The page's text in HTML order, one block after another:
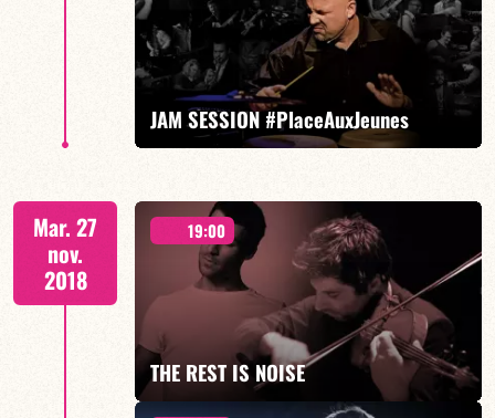
invite AUXANE CARTIGNY
JAM SESSION #PlaceAuxJeunes
Hommage à PRINCE FRANÇOIS CONSTANTIN invite :
EN SAVOIR PLUS
Mar. 27
nov.
2018
19:00
THE REST IS NOISE